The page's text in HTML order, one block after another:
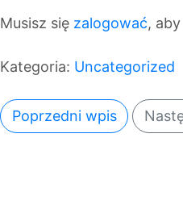
Musisz się zalogować,
Kategoria: Uncategorized
Poprzedni wpis